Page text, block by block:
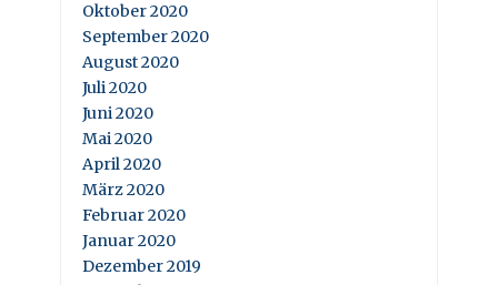
Oktober 2020
September 2020
August 2020
Juli 2020
Juni 2020
Mai 2020
April 2020
März 2020
Februar 2020
Januar 2020
Dezember 2019